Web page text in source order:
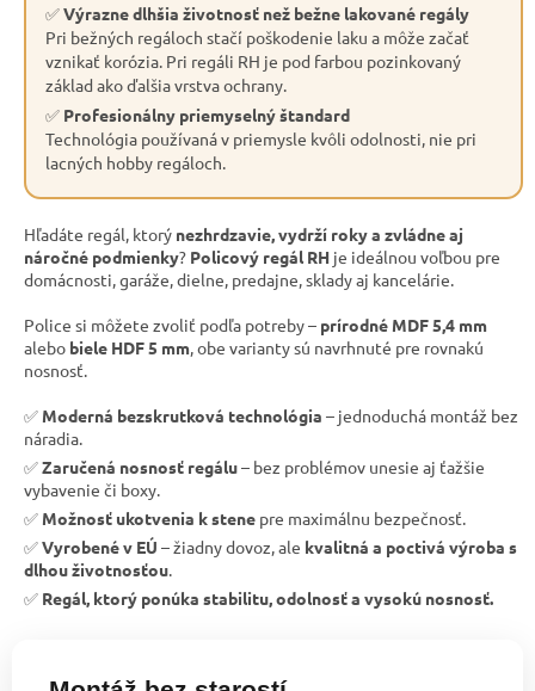
✅Výrazne dlhšia životnosť než bežne lakované regály
Pri bežných regáloch stačí poškodenie laku a môže začať
vznikať korózia. Pri regáli RH je pod farbou pozinkovaný
základ ako ďalšia vrstva ochrany.
✅ Profesionálny priemyselný štandard
Technológia používaná v priemysle kvôli odolnosti, nie pri
lacných hobby regáloch.
Hľadáte regál, ktorý nezhrdzavie, vydrží roky a zvládne aj
náročné podmienky? Policový regál RH je ideálnou voľbou pre
domácnosti, garáže, dielne, predajne, sklady aj kancelárie.
Police si môžete zvoliť podľa potreby – prírodné MDF 5,4 mm
alebo biele HDF 5 mm , obe varianty sú navrhnuté pre rovnakú
nosnosť.
✅ Moderná bezskrutková technológia – jednoduchá montáž bez
náradia.
✅Zaručená nosnosť regálu– bez problémov unesie aj ťažšie
vybavenie či boxy.
✅ Možnosť ukotvenia k stene pre maximálnu bezpečnosť.
✅Vyrobené v EÚ – žiadny dovoz, ale kvalitná a poctivá výroba s
dlhou životnosťou
✅ Regál, ktorý ponúka stabilitu, odolnosť a vysokú nosnosť.